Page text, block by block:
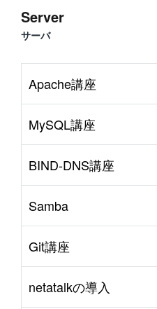
Server
サーバ
Apache講座
MySQL講座
BIND-DNS講座
Samba
Git講座
netatalkの導入